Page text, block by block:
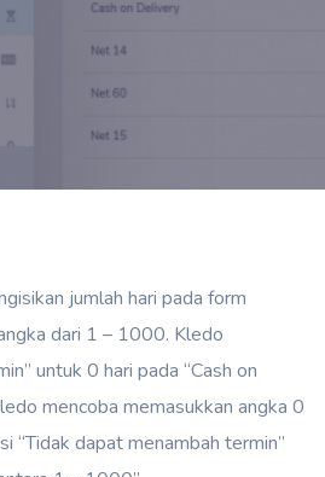
jumlah hari pada form
dari 1 – 1000. Kledo
untuk 0 hari pada “Cash on
mencoba memasukkan angka 0
“Tidak dapat menambah termin”